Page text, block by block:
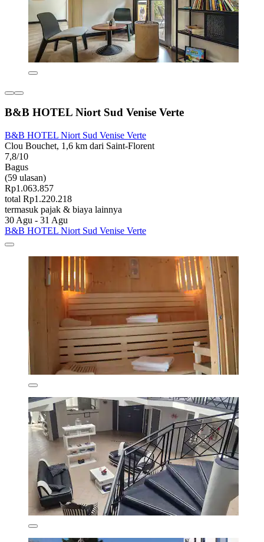
B&B HOTEL Niort Sud Venise Verte
B&B HOTEL Niort Sud Venise Verte
Clou Bouchet, 1,6 km dari Saint-Florent
7,8/10
Bagus
(59 ulasan)
Rp1.063.857
total Rp1.220.218
termasuk pajak & biaya lainnya
30 Agu - 31 Agu
B&B HOTEL Niort Sud Venise Verte